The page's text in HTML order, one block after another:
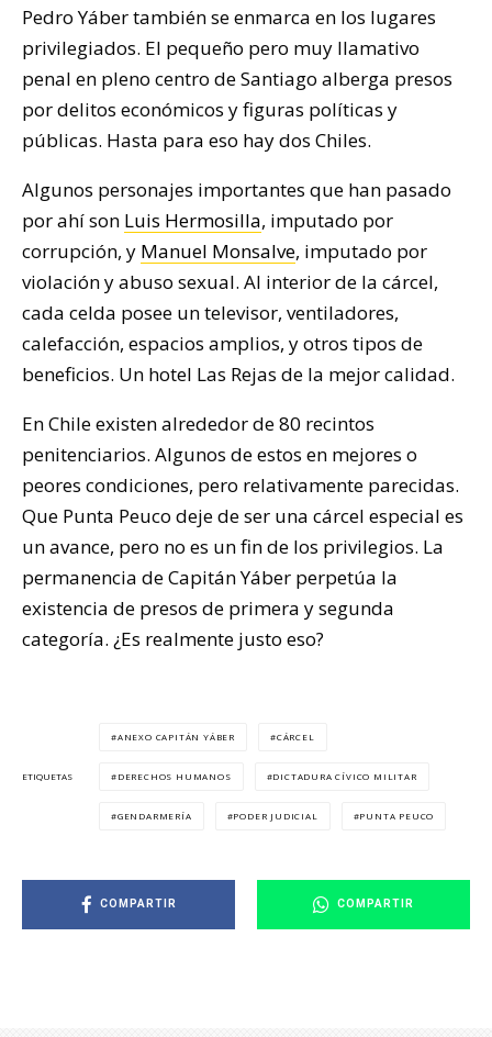
Pedro Yáber también se enmarca en los lugares
privilegiados. El pequeño pero muy llamativo
penal en pleno centro de Santiago alberga presos
por delitos económicos y figuras políticas y
públicas. Hasta para eso hay dos Chiles.
Algunos personajes importantes que han pasado
por ahí son Luis Hermosilla, imputado por
corrupción, y Manuel Monsalve, imputado por
violación y abuso sexual. Al interior de la cárcel,
cada celda posee un televisor, ventiladores,
calefacción, espacios amplios, y otros tipos de
beneficios. Un hotel Las Rejas de la mejor calidad.
En Chile existen alrededor de 80 recintos
penitenciarios. Algunos de estos en mejores o
peores condiciones, pero relativamente parecidas.
Que Punta Peuco deje de ser una cárcel especial es
un avance, pero no es un fin de los privilegios. La
permanencia de Capitán Yáber perpetúa la
existencia de presos de primera y segunda
categoría. ¿Es realmente justo eso?
ETIQUETAS
ANEXO CAPITÁN YÁBER CÁRCEL
DERECHOS HUMANOS DICTADURA CÍVICO MILITAR
GENDARMERÍA PODER JUDICIAL PUNTA PEUCO
COMPARTIR COMPARTIR